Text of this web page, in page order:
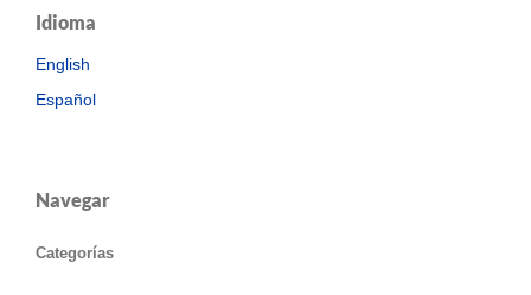
Idioma
English
Español
Navegar
Categorías